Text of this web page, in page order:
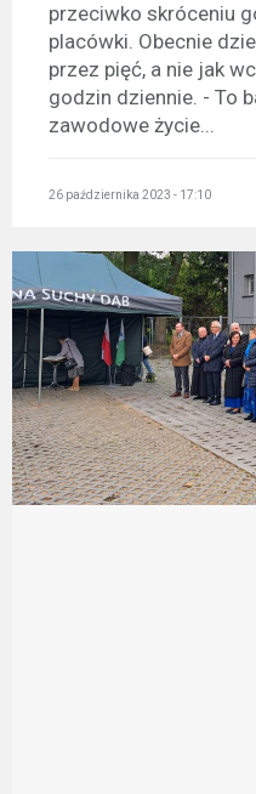
przeciwko skróceniu
placówki. Obecnie
przez pięć, a nie jak
godzin dziennie. - To
zawodowe życie...
26 października 2023 - 17:10